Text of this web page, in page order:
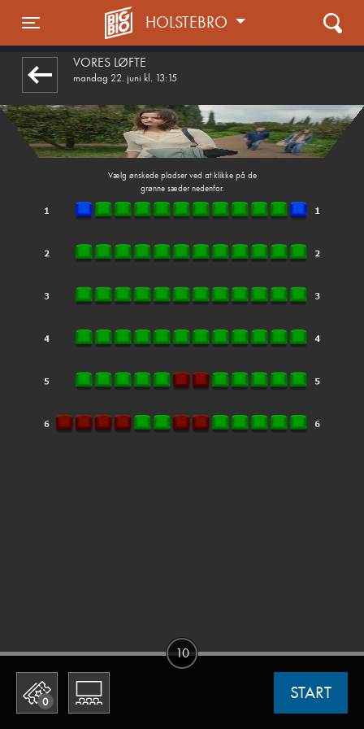
Toggle navigation
HOLSTEBRO
VORES LØFTE
mandag 22. juni kl. 13:15
Vælg ønskede pladser ved at klikke på de
grønne sæder nedenfor.
0 START
10
front03-cc 090405